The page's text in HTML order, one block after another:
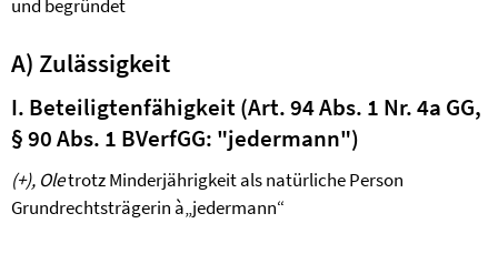
und begründet
A) Zulässigkeit
I. Beteiligtenfähigkeit (Art. 94 Abs. 1 Nr. 4a GG,
§ 90 Abs. 1 BVerfGG: "jedermann")
(+), Oletrotz Minderjährigkeit als natürliche Person
Grundrechtsträgerin à„jedermann“